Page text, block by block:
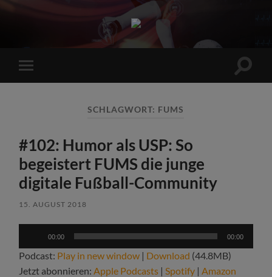
Sports
Maniac
Mobile-
Menü
SCHLAGWORT: FUMS
#102: Humor als USP: So
begeistert FUMS die junge
digitale Fußball-Community
15. AUGUST 2018
00:00 00:00
Podcast: Play in new window | Download (44.8MB)
Jetzt abonnieren:Apple Podcasts |Spotify |Amazon